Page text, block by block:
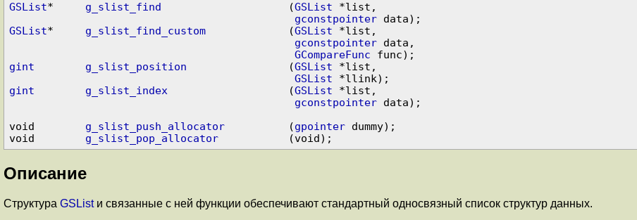
GSList* g_slist_find
                    (
GSList *list,
gconstpointer
GSList* g_slist_find_custom
             (
GSList *list,
gconstpointer data,
GCompareFunc
gint
g_slist_position
                (
GSList *list,
GSList
gint
g_slist_index
                   (
GSList *list,
gconstpointer data);
void g_slist_push_allocator
          (
gpointer dummy);
void g_slist_pop_allocator
Описание
Структура GSListи связанные с ней функции обеспечивают стандартный односвязный список структур данных.